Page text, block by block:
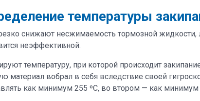
температуры
снижают несжимаемость тормозной
неэффективной.
температуру, при которой происходит
вобрал в себя вследствие своей
как минимум 255 ºС, во втором — как минимум